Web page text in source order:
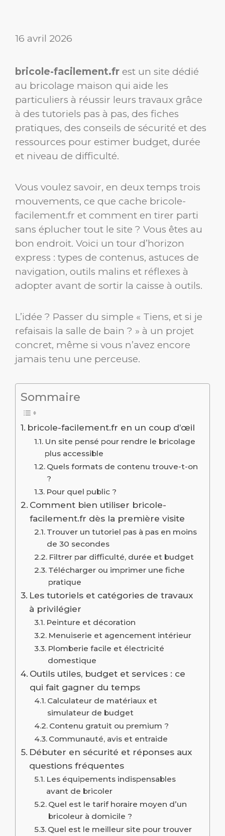
16 avril 2026
bricole-facilement.fr est un site dédié
au bricolage maison qui aide les
particuliers à réussir leurs travaux grâce
à des tutoriels pas à pas, des fiches
pratiques, des conseils de sécurité et des
ressources pour estimer budget, durée
et niveau de difficulté.
Vous voulez savoir, en deux temps trois
mouvements, ce que cache bricole-
facilement.fr et comment en tirer parti
sans éplucher tout le site ? Vous êtes au
bon endroit. Voici un tour d’horizon
express : types de contenus, astuces de
navigation, outils malins et réflexes à
adopter avant de sortir la caisse à outils.
L’idée ? Passer du simple « Tiens, et si je
refaisais la salle de bain ? » à un projet
concret, même si vous n’avez encore
jamais tenu une perceuse.
Sommaire
bricole-facilement.fr en un coup d’œil
Un site pensé pour rendre le bricolage
plus accessible
Quels formats de contenu trouve-t-on
?
Pour quel public ?
Comment bien utiliser bricole-
facilement.fr dès la première visite
Trouver un tutoriel pas à pas en moins
de 30 secondes
Filtrer par difficulté, durée et budget
Télécharger ou imprimer une fiche
pratique
Les tutoriels et catégories de travaux
à privilégier
Peinture et décoration
Menuiserie et agencement intérieur
Plomberie facile et électricité
domestique
Outils utiles, budget et services : ce
qui fait gagner du temps
Calculateur de matériaux et
simulateur de budget
Contenu gratuit ou premium ?
Communauté, avis et entraide
Débuter en sécurité et réponses aux
questions fréquentes
Les équipements indispensables
avant de bricoler
Quel est le tarif horaire moyen d’un
bricoleur à domicile ?
Quel est le meilleur site pour trouver